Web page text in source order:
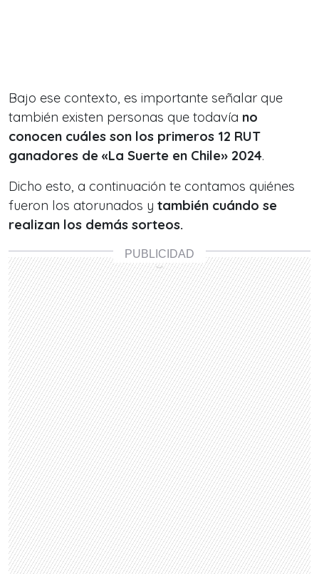
Bajo ese contexto, es importante señalar que
también existen personas que todavía no
conocen cuáles son los primeros 12 RUT
ganadores de «La Suerte en Chile» 2024.
Dicho esto, a continuación te contamos quiénes
fueron los atorunados y también cuándo se
realizan los demás sorteos.